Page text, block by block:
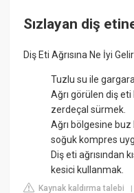
Sızlayan diş
Diş Eti Ağrısına Ne İyi
Tuzlu su ile
Ağrı görülen diş
zerdeçal sürmek.
Ağrı bölgesine
soğuk kompres
Diş eti ağrısından
kesici kullanmak.
Kaynak kaldırma talebi